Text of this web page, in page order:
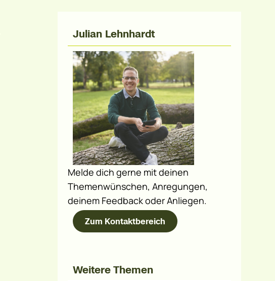
Julian Lehnhardt
Melde dich gerne mit deinen
Themenwünschen, Anregungen,
deinem Feedback oder Anliegen.
Zum Kontaktbereich
Weitere Themen